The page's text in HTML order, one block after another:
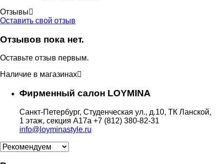
Отзывы
Оставить свой отзыв
Отзывов пока нет.
Оставьте отзыв первым.
Наличие в магазинах
Фирменный салон LOYMINA
Санкт-Петербург, Студенческая ул., д.10, ТК Ланской,
1 этаж, секция А17а +7 (812) 380-82-31
info@loyminastyle.ru